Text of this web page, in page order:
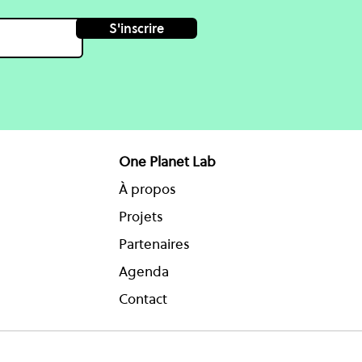
S'inscrire
One Planet Lab
À propos
Projets
Partenaires
Agenda
Contact